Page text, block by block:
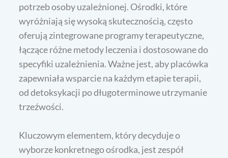
potrzeb osoby uzależnionej. Ośrodki, które
wyróżniają się wysoką skutecznością, często
oferują zintegrowane programy terapeutyczne,
łączące różne metody leczenia i dostosowane do
specyfiki uzależnienia. Ważne jest, aby placówka
zapewniała wsparcie na każdym etapie terapii,
od detoksykacji po długoterminowe utrzymanie
trzeźwości.
Kluczowym elementem, który decyduje o
wyborze konkretnego ośrodka, jest zespół